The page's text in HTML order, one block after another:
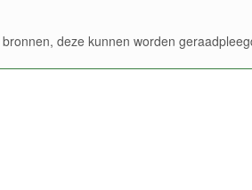
deze kunnen worden